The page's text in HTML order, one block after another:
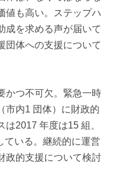
値も高い。ステップハ
成を求める声が届いて
団体への支援について
かつ不可欠。緊急一時
市内1 団体）に財政的
2017 年度は15 組、
ている。継続的に運営
政的支援について検討